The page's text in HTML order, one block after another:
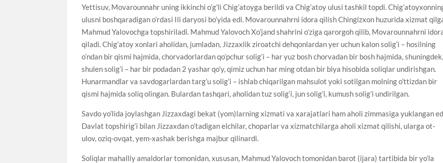
Yettisuv, Movarounnahr uning ikkinchi o’g’li Chig’atoyga berildi va Chig’atoy ulusi tashkil topdi.
ulusni boshqaradigan o’rdasi Ili daryosi bo’yida edi. Movarounnahrni idora qilish Chingizxon huzurida xizmat
Mahmud Yalovochga topshiriladi. Mahmud Yalovoch Xo’jand shahrini o’ziga qarorgoh qilib, Movarounnahrni
qiladi. Chig’atoy xonlari aholidan, jumladan, Jizzaxlik ziroatchi dehqonlardan yer uchun kalon solig’i – hosilning
o’ndan bir qismi hajmida, chorvadorlardan qo’pchur solig’i – har yuz bosh chorvadan bir bosh hajmida, shuningdek,
shulen solig’i – har bir podadan 2 yashar qo’y, qimiz uchun har ming otdan bir biya hisobida soliqlar undirishgan.
Hunarmandlar va savdogarlardan targ’u solig’i – ishlab chiqarilgan mahsulot yoki sotilgan molning o’ttizdan bir
qismi hajmida soliq olingan. Bulardan tashqari, aholidan tuz solig’i, jun solig’i, kumush solig’i undirilgan.
Savdo yo’lida joylashgan Jizzaxdagi bekat (yom)larning xizmati va xarajatlari ham aholi zimmasiga yuklangan
Davlat topshirig’i bilan Jizzaxdan o’tadigan elchilar, choparlar va xizmatchilarga aholi xizmat qilishi, ularga ot-
ulov, oziq-ovqat, yem-xashak berishga majbur qilinardi.
Soliqlar mahalliy amaldorlar tomonidan, xususan, Mahmud Yalovoch tomonidan barot (ijara) tartibida bir yo’la